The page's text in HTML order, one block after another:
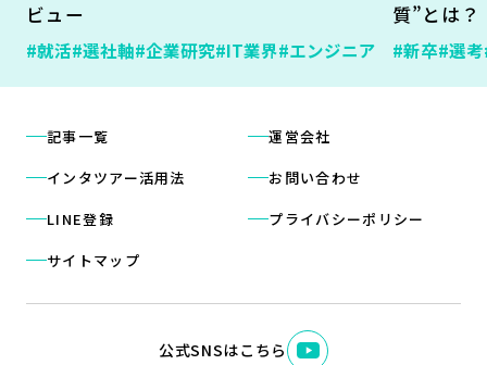
ビュー
#就活#選社軸#企業研究#IT業界#エンジニア
質”とは？
#新卒#選考
記事一覧
インタツアー活用法
LINE登録
サイトマップ
運営会社
お問い合わせ
プライバシーポリシー
公式SNSはこちら